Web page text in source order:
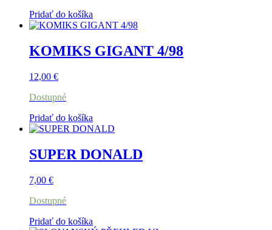
Pridať do košíka
KOMIKS GIGANT 4/98
12,00 €
Dostupné
Pridať do košíka
SUPER DONALD
7,00 €
Dostupné
Pridať do košíka